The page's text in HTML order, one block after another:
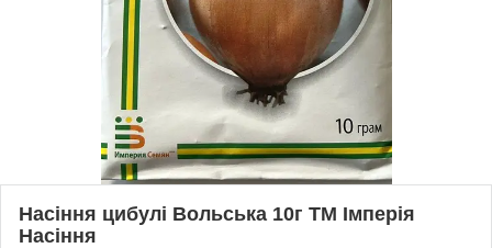
Насіння цибулі Вольська 10г ТМ Імперія
Насіння